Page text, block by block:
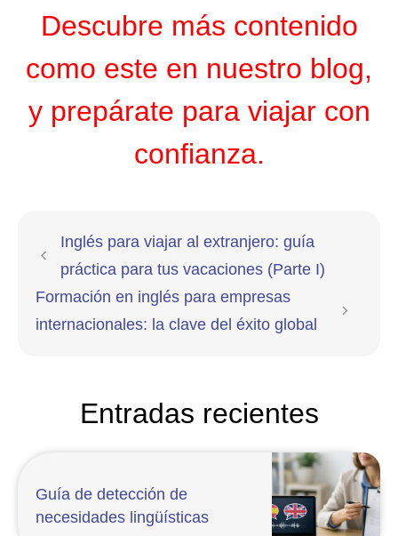
Descubre más contenido
como este en nuestro blog,
y prepárate para viajar con
confianza.
Inglés para viajar al extranjero: guía
práctica para tus vacaciones (Parte I)
Formación en inglés para empresas
internacionales: la clave del éxito global
Entradas recientes
Guía de detección de
necesidades lingüísticas